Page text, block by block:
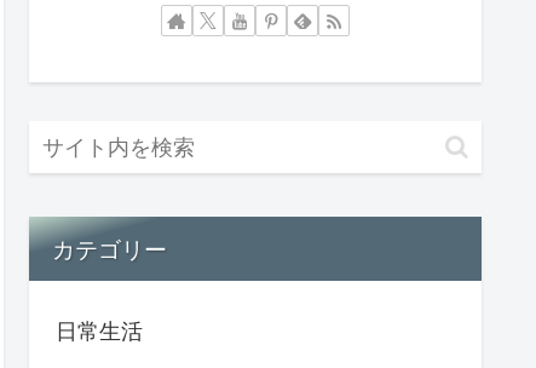
カテゴリー
日常生活